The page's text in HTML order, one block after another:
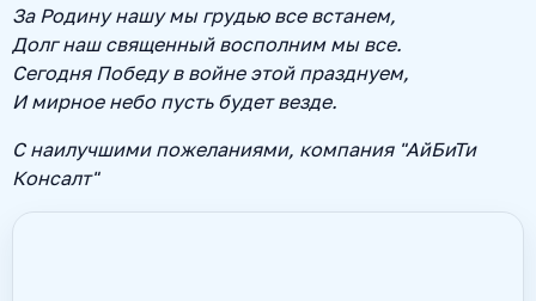
За Родину нашу мы грудью все встанем,
Долг наш священный восполним мы все.
Сегодня Победу в войне этой празднуем,
И мирное небо пусть будет везде.
С наилучшими пожеланиями, компания "АйБиТи
Консалт"